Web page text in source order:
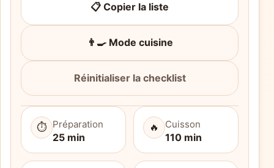
📋 Copier la liste
👨‍🍳 Mode cuisine
Réinitialiser la checklist
⏱️ Préparation
25 min
🔥 Cuisson
110 min